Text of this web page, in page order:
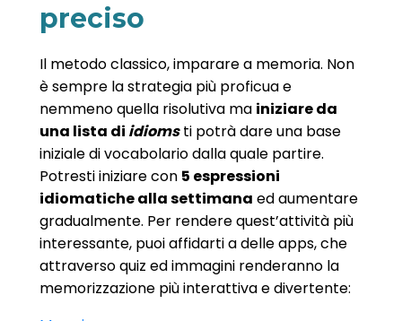
preciso
Il metodo classico, imparare a memoria. Non
è sempre la strategia più proficua e
nemmeno quella risolutiva ma iniziare da
una lista di idioms ti potrà dare una base
iniziale di vocabolario dalla quale partire.
Potresti iniziare con 5 espressioni
idiomatiche alla settimana ed aumentare
gradualmente. Per rendere quest’attività più
interessante, puoi affidarti a delle apps, che
attraverso quiz ed immagini renderanno la
memorizzazione più interattiva e divertente: